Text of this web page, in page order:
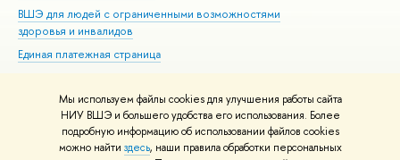
Мы используем файлы cookies для улучшения работы сайта
НИУ ВШЭ и большего удобства его использования. Более
подробную информацию об использовании файлов cookies
можно найти здесь, наши правила обработки персональных
ВШЭ для людей с ограниченными возможностями
здоровья и инвалидов
Единая платежная страница